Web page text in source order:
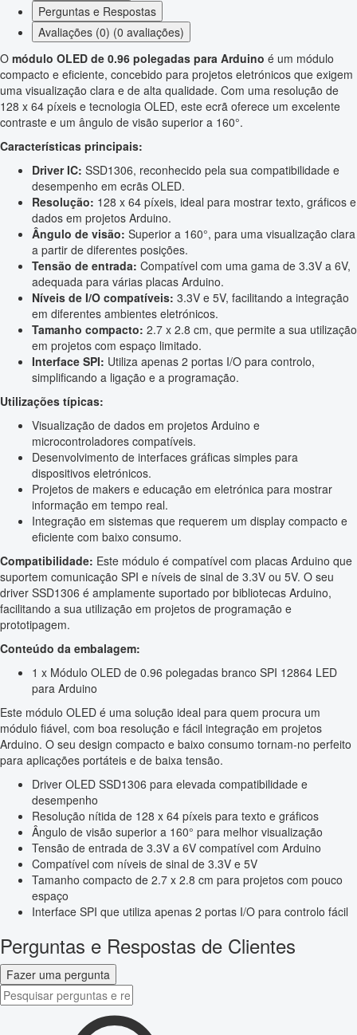
Perguntas e Respostas
Avaliações (0) (0 avaliações)
O módulo OLED de 0.96 polegadas para Arduino é um módulo
compacto e eficiente, concebido para projetos eletrónicos que exigem
uma visualização clara e de alta qualidade. Com uma resolução de
128 x 64 píxeis e tecnologia OLED, este ecrã oferece um excelente
contraste e um ângulo de visão superior a 160°.
Características principais:
Driver IC: SSD1306, reconhecido pela sua compatibilidade e
desempenho em ecrãs OLED.
Resolução: 128 x 64 píxeis, ideal para mostrar texto, gráficos e
dados em projetos Arduino.
Ângulo de visão: Superior a 160°, para uma visualização clara
a partir de diferentes posições.
Tensão de entrada: Compatível com uma gama de 3.3V a 6V,
adequada para várias placas Arduino.
Níveis de I/O compatíveis: 3.3V e 5V, facilitando a integração
em diferentes ambientes eletrónicos.
Tamanho compacto: 2.7 x 2.8 cm, que permite a sua utilização
em projetos com espaço limitado.
Interface SPI: Utiliza apenas 2 portas I/O para controlo,
simplificando a ligação e a programação.
Utilizações típicas:
Visualização de dados em projetos Arduino e
microcontroladores compatíveis.
Desenvolvimento de interfaces gráficas simples para
dispositivos eletrónicos.
Projetos de makers e educação em eletrónica para mostrar
informação em tempo real.
Integração em sistemas que requerem um display compacto e
eficiente com baixo consumo.
Compatibilidade: Este módulo é compatível com placas Arduino que
suportem comunicação SPI e níveis de sinal de 3.3V ou 5V. O seu
driver SSD1306 é amplamente suportado por bibliotecas Arduino,
facilitando a sua utilização em projetos de programação e
prototipagem.
Conteúdo da embalagem:
1 x Módulo OLED de 0.96 polegadas branco SPI 12864 LED
para Arduino
Este módulo OLED é uma solução ideal para quem procura um
módulo fiável, com boa resolução e fácil integração em projetos
Arduino. O seu design compacto e baixo consumo tornam-no perfeito
para aplicações portáteis e de baixa tensão.
Driver OLED SSD1306 para elevada compatibilidade e
desempenho
Resolução nítida de 128 x 64 píxeis para texto e gráficos
Ângulo de visão superior a 160° para melhor visualização
Tensão de entrada de 3.3V a 6V compatível com Arduino
Compatível com níveis de sinal de 3.3V e 5V
Tamanho compacto de 2.7 x 2.8 cm para projetos com pouco
espaço
Interface SPI que utiliza apenas 2 portas I/O para controlo fácil
Perguntas e Respostas de Clientes
Fazer uma pergunta